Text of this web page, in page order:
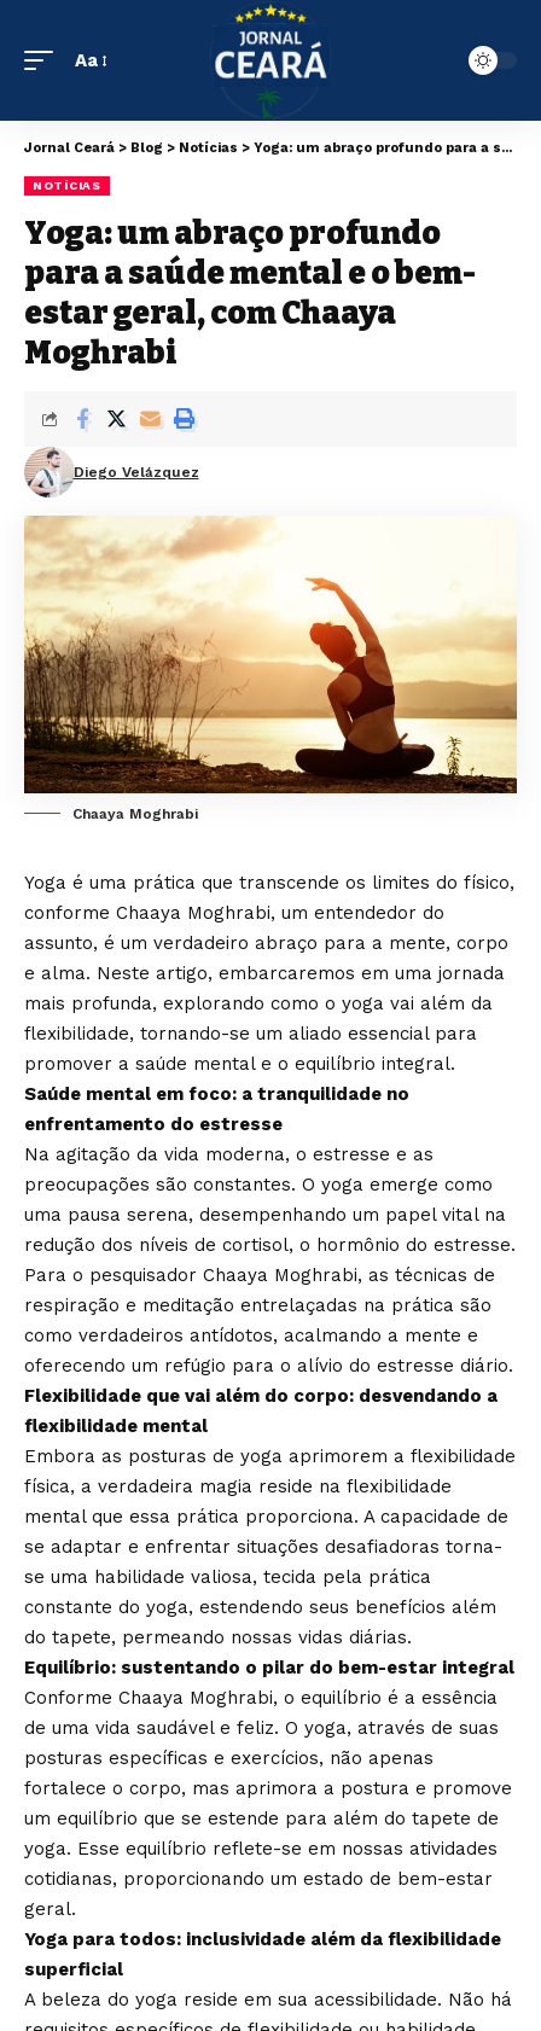
Aa
Jornal Ceará > Blog > Notícias > Yoga: um abraço profundo para a saúde mental e o bem-estar geral, com Chaaya Moghrabi
NOTÍCIAS
Yoga: um abraço profundo
para a saúde mental e o bem-
estar geral, com Chaaya
Moghrabi
Diego Velázquez
Chaaya Moghrabi
Yoga é uma prática que transcende os limites do físico,
conforme Chaaya Moghrabi, um entendedor do
assunto, é um verdadeiro abraço para a mente, corpo
e alma. Neste artigo, embarcaremos em uma jornada
mais profunda, explorando como o yoga vai além da
flexibilidade, tornando-se um aliado essencial para
promover a saúde mental e o equilíbrio integral.
Saúde mental em foco: a tranquilidade no
enfrentamento do estresse
Na agitação da vida moderna, o estresse e as
preocupações são constantes. O yoga emerge como
uma pausa serena, desempenhando um papel vital na
redução dos níveis de cortisol, o hormônio do estresse.
Para o pesquisador Chaaya Moghrabi, as técnicas de
respiração e meditação entrelaçadas na prática são
como verdadeiros antídotos, acalmando a mente e
oferecendo um refúgio para o alívio do estresse diário.
Flexibilidade que vai além do corpo: desvendando a
flexibilidade mental
Embora as posturas de yoga aprimorem a flexibilidade
física, a verdadeira magia reside na flexibilidade
mental que essa prática proporciona. A capacidade de
se adaptar e enfrentar situações desafiadoras torna-
se uma habilidade valiosa, tecida pela prática
constante do yoga, estendendo seus benefícios além
do tapete, permeando nossas vidas diárias.
Equilíbrio: sustentando o pilar do bem-estar integral
Conforme Chaaya Moghrabi, o equilíbrio é a essência
de uma vida saudável e feliz. O yoga, através de suas
posturas específicas e exercícios, não apenas
fortalece o corpo, mas aprimora a postura e promove
um equilíbrio que se estende para além do tapete de
yoga. Esse equilíbrio reflete-se em nossas atividades
cotidianas, proporcionando um estado de bem-estar
geral.
Yoga para todos: inclusividade além da flexibilidade
superficial
A beleza do yoga reside em sua acessibilidade. Não há